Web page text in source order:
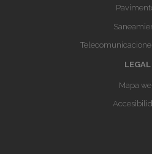
LEGAL
Mapa